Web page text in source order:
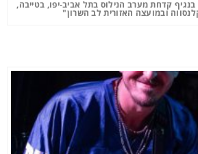
בנגיף קדחת מערב הנילוס בתל אביב-יפו, בטייבה,
ובמועצה האזורית לב השרון"